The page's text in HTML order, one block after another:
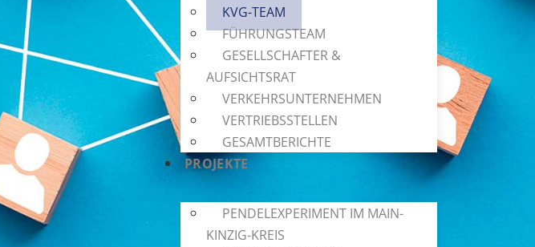
KVG-TEAM
FÜHRUNGSTEAM
GESELLSCHAFTER &
AUFSICHTSRAT
VERKEHRSUNTERNEHMEN
VERTRIEBSSTELLEN
GESAMTBERICHTE
PROJEKTE
PENDELEXPERIMENT IM MAIN-
KINZIG-KREIS